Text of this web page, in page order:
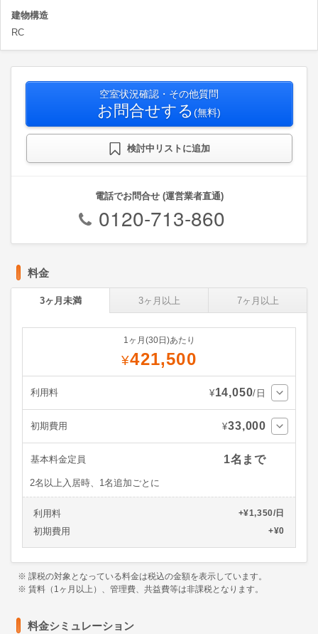
建物構造
RC
空室状況確認・その他質問
お問合せする (無料)
検討中リストに追加
電話でお問合せ (運営業者直通)
0120-713-860
料金
3ヶ月未満 3ヶ月以上 7ヶ月以上
1ヶ月(30日)あたり
¥421,500
利用料 ¥14,050/日
初期費用 ¥33,000
基本料金定員 1名まで
2名以上入居時、1名追加ごとに
利用料 +¥1,350/日
初期費用 +¥0
※ 課税の対象となっている料金は税込の金額を表示しています。
※ 賃料（1ヶ月以上）、管理費、共益費等は非課税となります。
料金シミュレーション